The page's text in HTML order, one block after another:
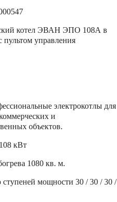
котел ЭВАН ЭПО 108А в
пультом управления
электрокотлы для
и
объектов.
108 кВт
1080 кв. м.
ступеней мощности 30 / 30 / 30 /